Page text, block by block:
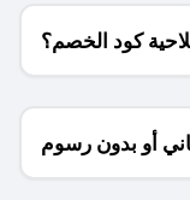
كود الخصم؟
أو بدون رسوم
الشحن ؟